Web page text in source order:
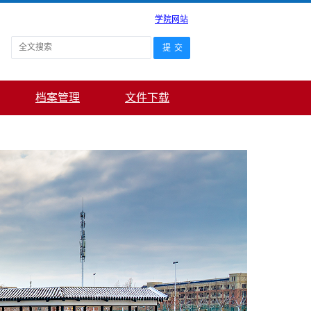
学院网站
档案管理 文件下载